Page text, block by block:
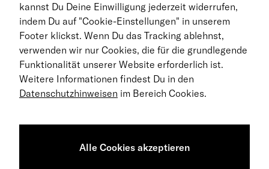
DE
© 2026 MILES Mobility GmbH
Geschäftsbedingungen
Datenschutzerklärung
kannst Du Deine Einwilligung jederzeit widerrufen,
indem Du auf "Cookie-Einstellungen" in unserem
Footer klickst. Wenn Du das Tracking ablehnst,
verwenden wir nur Cookies, die für die grundlegende
Funktionalität unserer Website erforderlich ist.
Weitere Informationen findest Du in den
Datenschutzhinweisen im Bereich Cookies.
Alle Cookies akzeptieren